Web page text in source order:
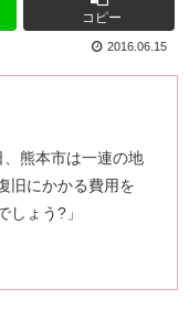
コピー
2016.06.15
熊本市は一連の地
旧にかかる費用を
しょう?」